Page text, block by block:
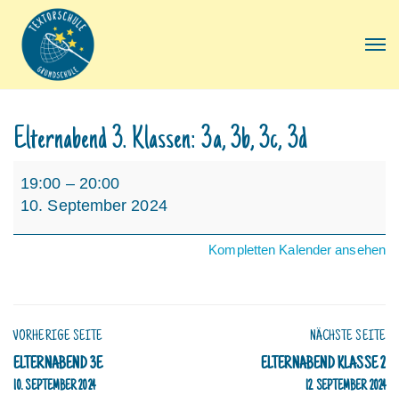
Elternabend 3. Klassen: 3a, 3b, 3c, 3d
3.
Klassen:
3a,
19:00 – 20:00
10. September 2024
Kompletten Kalender ansehen
VORHERIGE SEITE
ELTERNABEND 3E
10. SEPTEMBER 2024
NÄCHSTE SEITE
ELTERNABEND KLASSE 2
12. SEPTEMBER 2024